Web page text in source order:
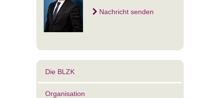
Nachricht senden
Die BLZK
Organisation